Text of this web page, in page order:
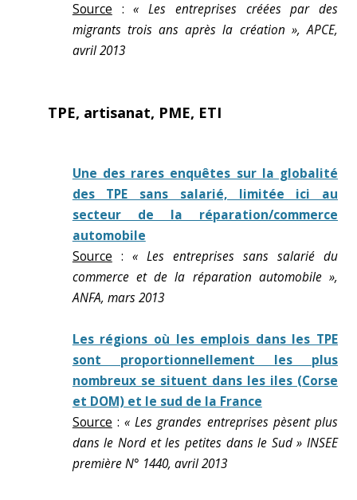
Source :« Les entreprises créées par des
migrants trois ans après la création », APCE,
avril 2013
TPE, artisanat, PME, ETI
Une des rares enquêtes sur la globalité
des TPE sans salarié, limitée ici au
secteur de la réparation/commerce
automobile
Source : « Les entreprises sans salarié du
commerce et de la réparation automobile »,
ANFA, mars 2013
Les régions où les emplois dans les TPE
sont proportionnellement les plus
nombreux se situent dans les iles (Corse
et DOM) et le sud de la France
Source :« Les grandes entreprises pèsent plus
dans le Nord et les petites dans le Sud » INSEE
première N° 1440, avril 2013